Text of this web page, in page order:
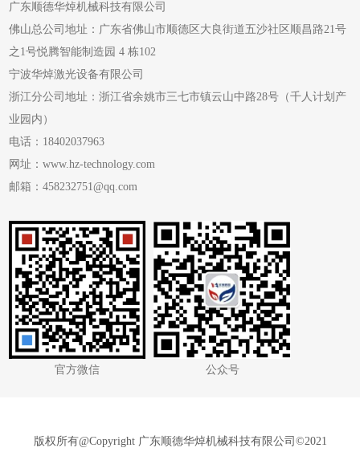
广东顺德华焯机械科技有限公司
佛山总公司地址：广东省佛山市顺德区大良街道五沙社区顺昌路21号
之1号悦腾智能制造园 4 栋102
宁波华焯激光设备有限公司
浙江分公司地址：浙江省余姚市三七市镇云山中路28号（千人计划产
业园内）
电话：18402037963
网址：www.hz-technology.com
邮箱：458232751@qq.com
官方微信 公众号
版权所有@Copyright 广东顺德华焯机械科技有限公司©2021